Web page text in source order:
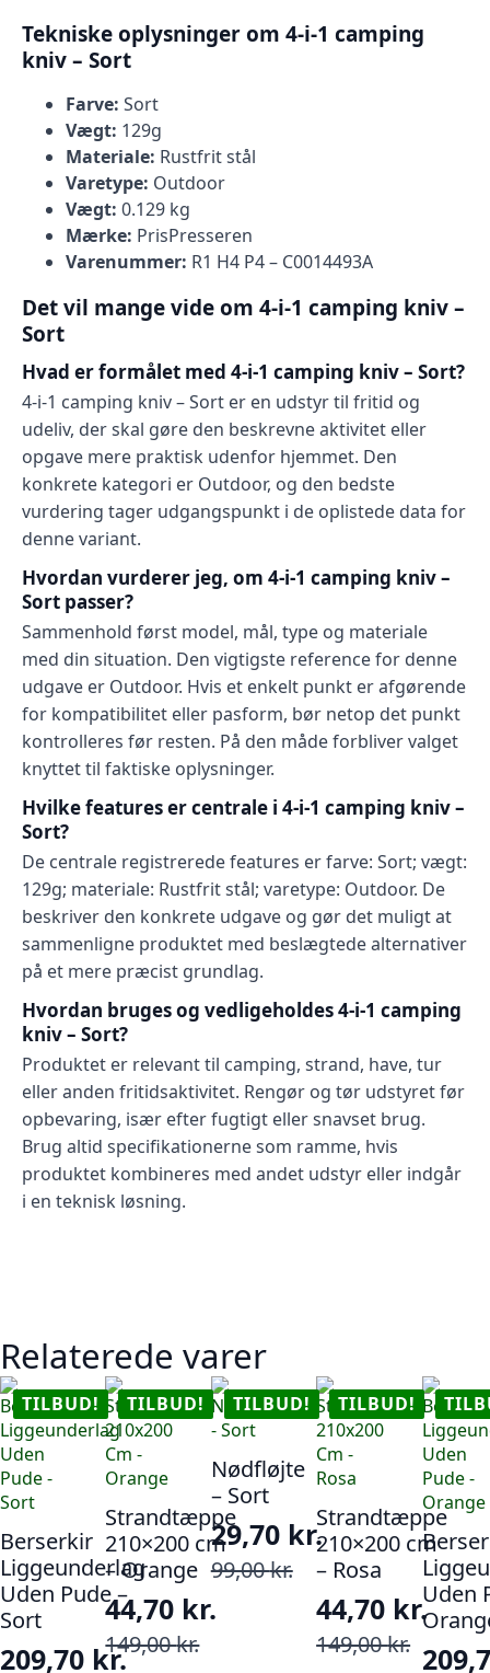
Tekniske oplysninger om 4-i-1 camping
kniv – Sort
Farve: Sort
Vægt: 129g
Materiale: Rustfrit stål
Varetype: Outdoor
Vægt: 0.129 kg
Mærke: PrisPresseren
Varenummer: R1 H4 P4 – C0014493A
Det vil mange vide om 4-i-1 camping kniv –
Sort
Hvad er formålet med 4-i-1 camping kniv – Sort?
4-i-1 camping kniv – Sort er en udstyr til fritid og
udeliv, der skal gøre den beskrevne aktivitet eller
opgave mere praktisk udenfor hjemmet. Den
konkrete kategori er Outdoor, og den bedste
vurdering tager udgangspunkt i de oplistede data for
denne variant.
Hvordan vurderer jeg, om 4-i-1 camping kniv –
Sort passer?
Sammenhold først model, mål, type og materiale
med din situation. Den vigtigste reference for denne
udgave er Outdoor. Hvis et enkelt punkt er afgørende
for kompatibilitet eller pasform, bør netop det punkt
kontrolleres før resten. På den måde forbliver valget
knyttet til faktiske oplysninger.
Hvilke features er centrale i 4-i-1 camping kniv –
Sort?
De centrale registrerede features er farve: Sort; vægt:
129g; materiale: Rustfrit stål; varetype: Outdoor. De
beskriver den konkrete udgave og gør det muligt at
sammenligne produktet med beslægtede alternativer
på et mere præcist grundlag.
Hvordan bruges og vedligeholdes 4-i-1 camping
kniv – Sort?
Produktet er relevant til camping, strand, have, tur
eller anden fritidsaktivitet. Rengør og tør udstyret før
opbevaring, især efter fugtigt eller snavset brug.
Brug altid specifikationerne som ramme, hvis
produktet kombineres med andet udstyr eller indgår
i en teknisk løsning.
Relaterede varer
TILBUD!
Berserkir
Liggeunderlag
Uden Pude –
Sort
209,70 kr.
TILBUD!
Strandtæppe
210×200 cm
– Orange
149,00kr.
Den
44,70 kr.
Den
TILBUD!
Nødfløjte
– Sort
99,00kr.
Den
oprindelige
pris
29,70 kr.
Den
aktuelle
pris
TILBUD!
Strandtæppe
210×200 cm
– Rosa
149,00kr.
Den
44,70 kr.
Den
Uden